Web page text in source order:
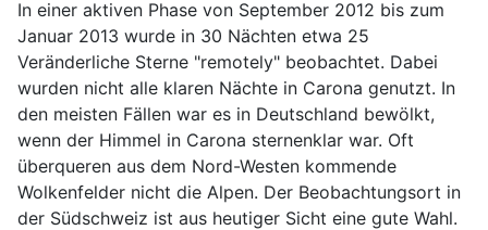
In einer aktiven Phase von September 2012 bis zum
Januar 2013 wurde in 30 Nächten etwa 25
Veränderliche Sterne "remotely" beobachtet. Dabei
wurden nicht alle klaren Nächte in Carona genutzt. In
den meisten Fällen war es in Deutschland bewölkt,
wenn der Himmel in Carona sternenklar war. Oft
überqueren aus dem Nord-Westen kommende
Wolkenfelder nicht die Alpen. Der Beobachtungsort in
der Südschweiz ist aus heutiger Sicht eine gute Wahl.